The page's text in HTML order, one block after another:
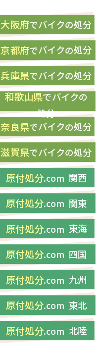
大阪府でバイクの処分
京都府でバイクの処分
兵庫県でバイクの処分
和歌山県でバイクの
処分
奈良県でバイクの処分
滋賀県でバイクの処分
原付処分.com 関西
原付処分.com 関東
原付処分.com 東海
原付処分.com 四国
原付処分.com 九州
原付処分.com 東北
原付処分.com 北陸